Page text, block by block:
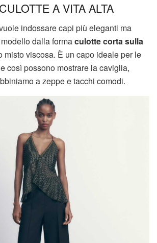
A VITA ALTA
indossare capi più eleganti ma
dalla formaculotte corta sulla
misto viscosa. È un capo ideale per le
così possono mostrare la caviglia,
a zeppe e tacchi comodi.